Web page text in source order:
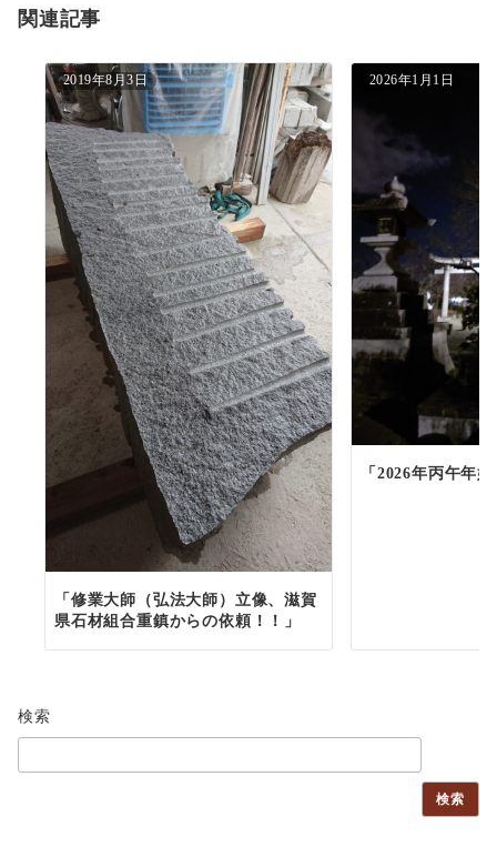
ン
関連記事
2019年8月3日
「修業大師（弘法大師）立像、滋賀
県石材組合重鎮からの依頼！！」
2026年1月1日
「2026年丙午年
検索
検索